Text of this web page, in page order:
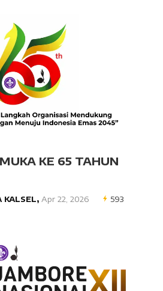
KE 65 TAHUN
KALSEL, Apr 22, 2026 593